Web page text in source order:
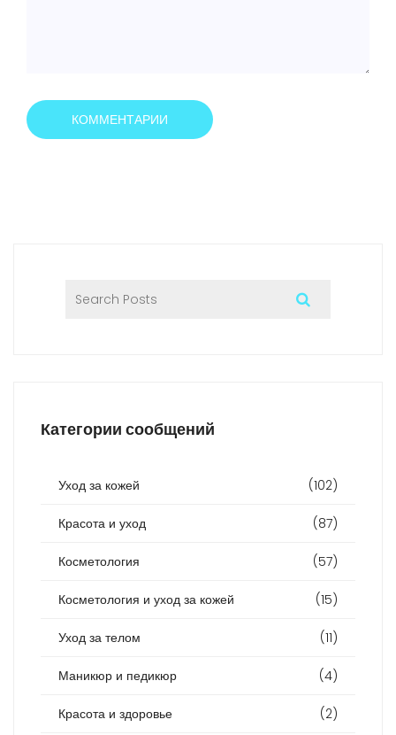
КОММЕНТАРИИ
Категории сообщений
Уход за кожей (102)
Красота и уход (87)
Косметология (57)
Косметология и уход за кожей (15)
Уход за телом (11)
Маникюр и педикюр (4)
Красота и здоровье (2)